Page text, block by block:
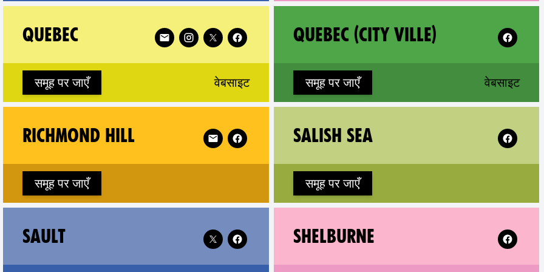
Edward Island on
QUEBEC Follow XR Quebec on
समूह पर जाएँ वेबसाइट(new window)
QUEBEC (CITY VILLE) Follow
समूह पर जाएँ वेबसाइट
Regina on
RICHMOND HILL Follow XR Richmond Hill on
समूह पर जाएँ
SALISH SEA Follow XR
समूह पर जाएँ
on
SAULT Follow XR Sault on SHELBURNE Follow